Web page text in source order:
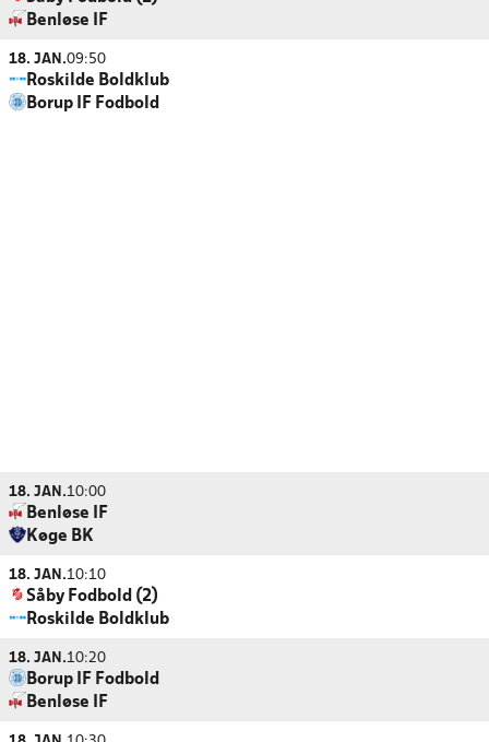
Benløse IF
18. JAN.09:50
Roskilde Boldklub
Borup IF Fodbold
18. JAN.10:00
Benløse IF
Køge BK
18. JAN.10:10
Såby Fodbold (2)
Roskilde Boldklub
18. JAN.10:20
Borup IF Fodbold
Benløse IF